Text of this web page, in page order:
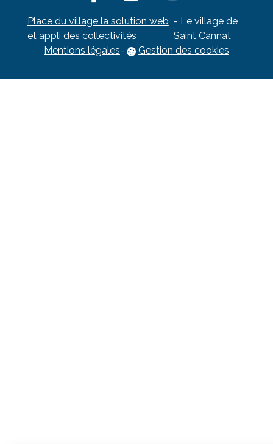
Place du village la solution web
et appli des collectivités
- Le village de
Saint Cannat
Mentions légales- Gestion des cookies